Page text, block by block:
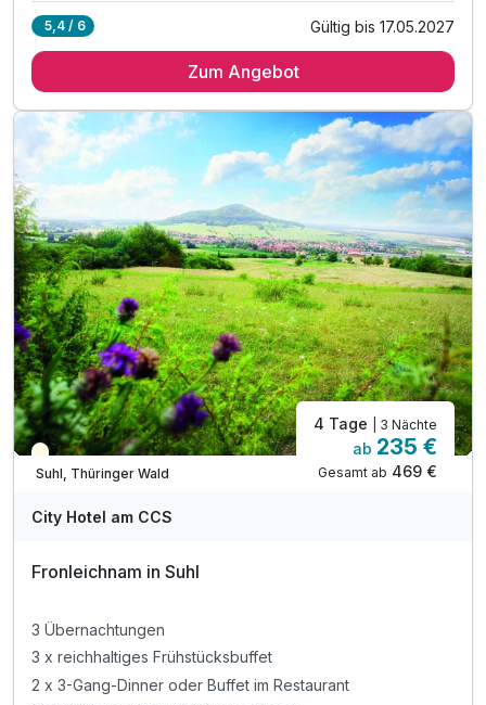
3 x reichhaltiges Frühstücksbuffet
1 x Thüringer Wald All Inklusive Card*
* Eintritt in das H2Oberhof Wellness & Erlebnisbad
* Eintritt in das SAALEMAXX Erlebnisbad
* Fahrt mit der Sommerrodelbahn Ruhla
* Fahrt mit der Thüringer Bergbahn
* und vieles mehr!
inkl. WLAN
5,4 / 6 Gültig bis 17.05.2027
Zum Angebot
Saisonal verfügbar
Suhl, Thüringer Wald
4 Tage | 3 Nächte
ab 235 €
Gesamt ab 469 €
City Hotel am CCS
Fronleichnam in Suhl
3 Übernachtungen
3 x reichhaltiges Frühstücksbuffet
2 x 3-Gang-Dinner oder Buffet im Restaurant